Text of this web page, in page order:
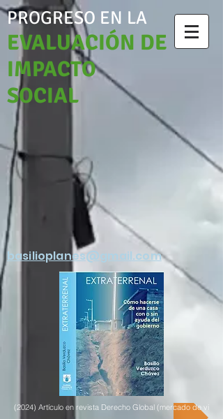
PROGRESO EN LA
EVALUACIÓN DE
IMPACTO
SOCIAL
basilioplanes@gmail.com
(2024) Artículo en revista Derecho Global (mercado de